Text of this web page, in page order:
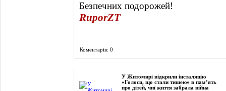
Безпечних подорожей!
RuporZT
Коментарів: 0
У Житомирі відкрили інсталяцію
«Голоси, що стали тишею» в пам’ять
про дітей, чиї життя забрала війна